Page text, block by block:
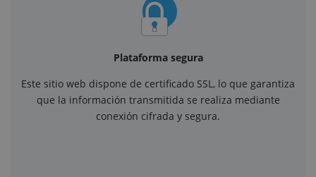
Plataforma segura
Este sitio web dispone de certificado SSL, lo que garantiza
que la información transmitida se realiza mediante
conexión cifrada y segura.